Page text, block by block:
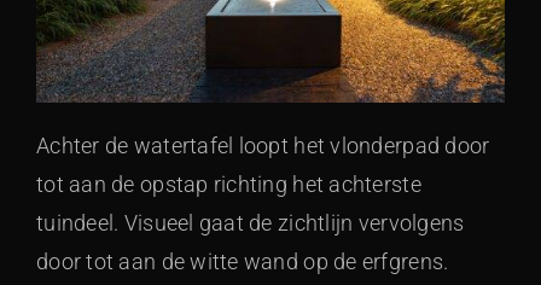
Achter de watertafel loopt het vlonderpad door
tot aan de opstap richting het achterste
tuindeel. Visueel gaat de zichtlijn vervolgens
door tot aan de witte wand op de erfgrens.